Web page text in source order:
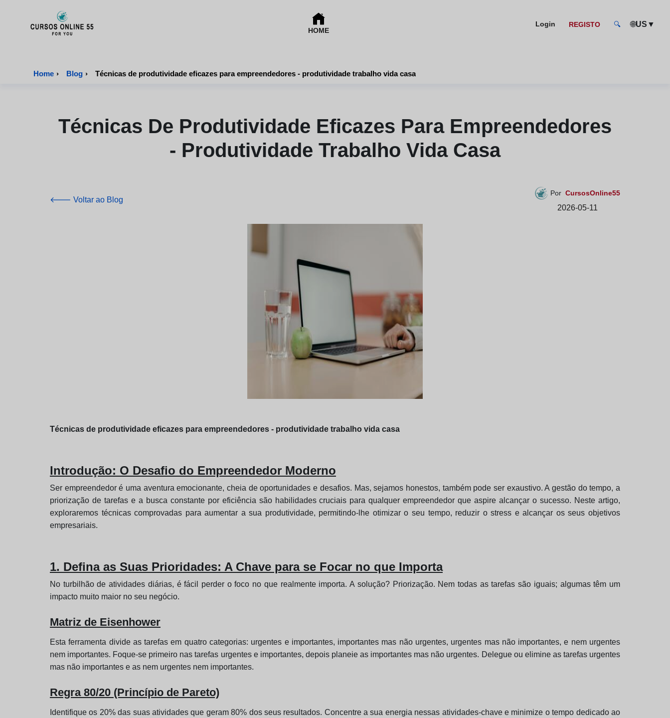
HOME
Login REGISTO 🔍 🌐US ▼
Home › Blog › Técnicas de produtividade eficazes para empreendedores - produtividade trabalho vida casa
Técnicas De Produtividade Eficazes Para Empreendedores
- Produtividade Trabalho Vida Casa
🡐 Voltar ao Blog
Por CursosOnline55
2026-05-11
Técnicas de produtividade eficazes para empreendedores - produtividade trabalho vida casa
Introdução: O Desafio do Empreendedor Moderno
Ser empreendedor é uma aventura emocionante, cheia de oportunidades e desafios. Mas, sejamos honestos, também pode ser exaustivo. A gestão do tempo, a
priorização de tarefas e a busca constante por eficiência são habilidades cruciais para qualquer empreendedor que aspire alcançar o sucesso. Neste artigo,
exploraremos técnicas comprovadas para aumentar a sua produtividade, permitindo-lhe otimizar o seu tempo, reduzir o stress e alcançar os seus objetivos
empresariais.
1. Defina as Suas Prioridades: A Chave para se Focar no que Importa
No turbilhão de atividades diárias, é fácil perder o foco no que realmente importa. A solução? Priorização. Nem todas as tarefas são iguais; algumas têm um
impacto muito maior no seu negócio.
Matriz de Eisenhower
Esta ferramenta divide as tarefas em quatro categorias: urgentes e importantes, importantes mas não urgentes, urgentes mas não importantes, e nem urgentes
nem importantes. Foque-se primeiro nas tarefas urgentes e importantes, depois planeie as importantes mas não urgentes. Delegue ou elimine as tarefas urgentes
mas não importantes e as nem urgentes nem importantes.
Regra 80/20 (Princípio de Pareto)
Identifique os 20% das suas atividades que geram 80% dos seus resultados. Concentre a sua energia nessas atividades-chave e minimize o tempo dedicado ao